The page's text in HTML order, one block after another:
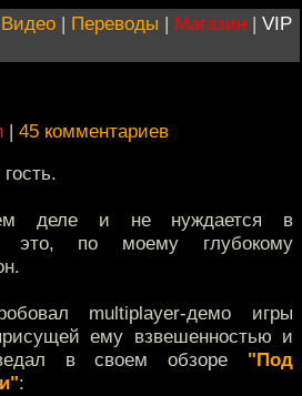
Видео | Переводы | Магазин | VIP
| 45 комментариев
деле и не нуждается в
это, по моему глубокому
multiplayer-демо игры
ему взвешенностью и
в своем обзоре "Под
: